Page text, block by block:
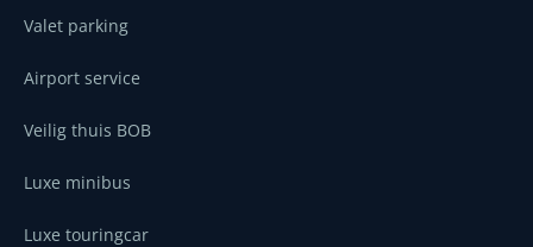
Valet parking
Airport service
Veilig thuis BOB
Luxe minibus
Luxe touringcar